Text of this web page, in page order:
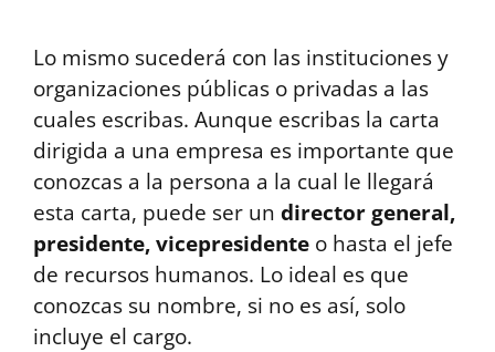
Lo mismo sucederá con las instituciones y
organizaciones públicas o privadas a las
cuales escribas. Aunque escribas la carta
dirigida a una empresa es importante que
conozcas a la persona a la cual le llegará
esta carta, puede ser un director general,
presidente, vicepresidente o hasta el jefe
de recursos humanos. Lo ideal es que
conozcas su nombre, si no es así, solo
incluye el cargo.